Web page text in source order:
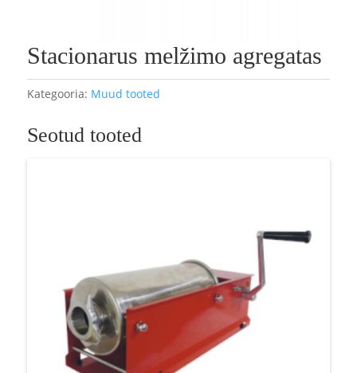
Stacionarus melžimo agregatas
Kategooria: Muud tooted
Seotud tooted